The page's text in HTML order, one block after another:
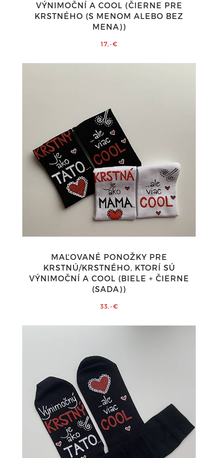
VÝNIMOČNÍ A COOL (ČIERNE PRE
KRSTNÉHO (S MENOM ALEBO BEZ
MENA))
17,-€
MAĽOVANÉ PONOŽKY PRE
KRSTNÚ/KRSTNÉHO, KTORÍ SÚ
VÝNIMOČNÍ A COOL (BIELE + ČIERNE
(SADA))
33,-€